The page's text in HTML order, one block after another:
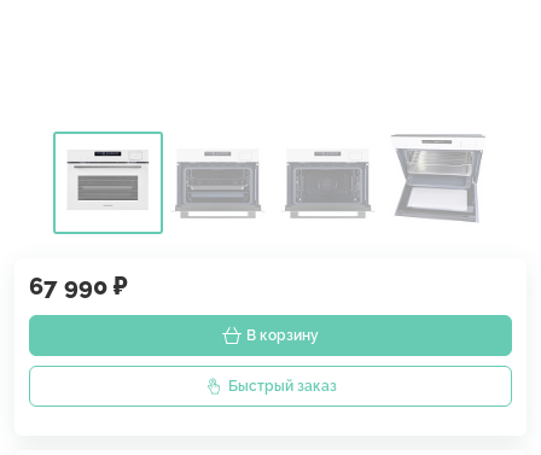
67 990 ₽
В корзину
Быстрый заказ